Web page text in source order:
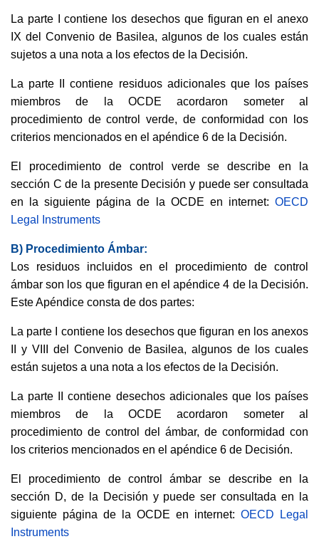
La parte I contiene los desechos que figuran en el anexo
IX del Convenio de Basilea, algunos de los cuales están
sujetos a una nota a los efectos de la Decisión.
La parte II contiene residuos adicionales que los países
miembros de la OCDE acordaron someter al
procedimiento de control verde, de conformidad con los
criterios mencionados en el apéndice 6 de la Decisión.
El procedimiento de control verde se describe en la
sección C de la presente Decisión y puede ser consultada
en la siguiente página de la OCDE en internet: OECD
Legal Instruments
B) Procedimiento Ámbar:
Los residuos incluidos en el procedimiento de control
ámbar son los que figuran en el apéndice 4 de la Decisión.
Este Apéndice consta de dos partes:
La parte I contiene los desechos que figuran en los anexos
II y VIII del Convenio de Basilea, algunos de los cuales
están sujetos a una nota a los efectos de la Decisión.
La parte II contiene desechos adicionales que los países
miembros de la OCDE acordaron someter al
procedimiento de control del ámbar, de conformidad con
los criterios mencionados en el apéndice 6 de Decisión.
El procedimiento de control ámbar se describe en la
sección D, de la Decisión y puede ser consultada en la
siguiente página de la OCDE en internet: OECD Legal
Instruments